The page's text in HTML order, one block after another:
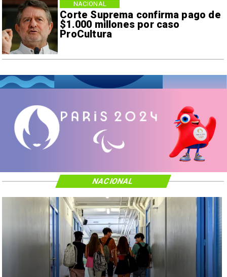
Corte Suprema confirma pago de
$1.000 millones por caso
ProCultura
NACIONAL
NACIONAL